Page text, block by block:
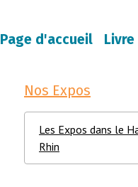
Page d'accueil
Nos Expos
Les Expos dans le
Rhin